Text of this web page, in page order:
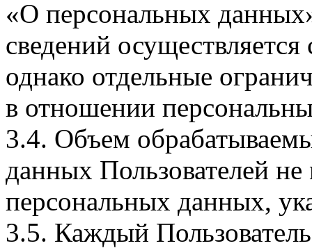
«О персональных
сведений
однако отдельные
в отношении
3.4. Объем
данных Пользователей
персональных данных,
3.5. Каждый